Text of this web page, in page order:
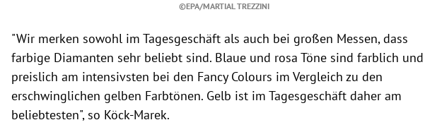
©EPA/MARTIAL TREZZINI
"Wir merken sowohl im Tagesgeschäft als auch bei großen Messen, dass
farbige Diamanten sehr beliebt sind. Blaue und rosa Töne sind farblich und
preislich am intensivsten bei den Fancy Colours im Vergleich zu den
erschwinglichen gelben Farbtönen. Gelb ist im Tagesgeschäft daher am
beliebtesten", so Köck-Marek.